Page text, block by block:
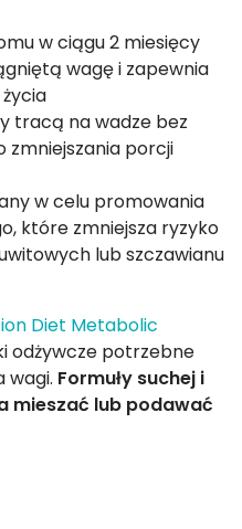
w ciągu 2 miesięcy
wagę i zapewnia
tracą na wadze bez
porcji
w celu promowania
które zmniejsza ryzyko
lub szczawianu
Diet Metabolic
odżywcze potrzebne
wagi. Formuły suchej i
mieszać lub podawać